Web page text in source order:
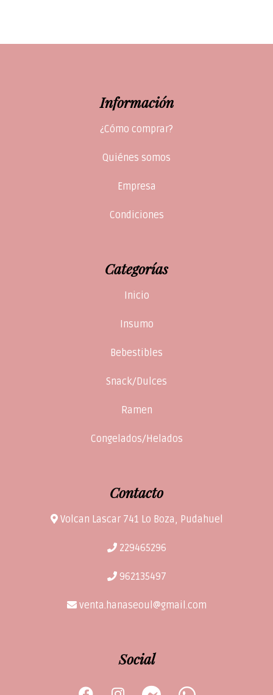
Información
¿Cómo comprar?
Quiénes somos
Empresa
Condiciones
Categorías
Inicio
Insumo
Bebestibles
Snack/Dulces
Ramen
Congelados/Helados
Contacto
Volcan Lascar 741 Lo Boza, Pudahuel
229465296
962135497
venta.hanaseoul@gmail.com
Social